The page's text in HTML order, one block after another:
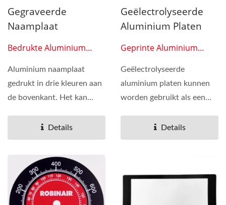
Gegraveerde
Naamplaat
Bedrukte Aluminium
Aluminium naamplaat
gedrukt in drie kleuren aan
de bovenkant. Het kan
Details
Geëlectrolyseerde
Aluminium Platen
Geprinte Aluminium
Geëlectrolyseerde
aluminium platen kunnen
worden gebruikt als een
Details